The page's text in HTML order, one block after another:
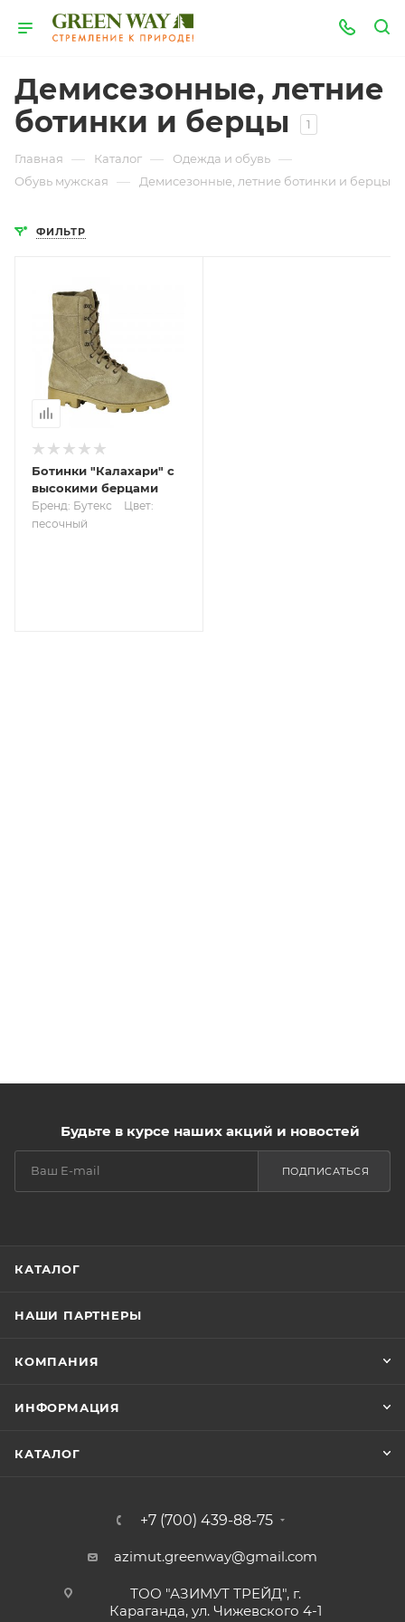
Демисезонные, летние
ботинки и берцы
1
Главная — Каталог — Одежда и обувь —
Обувь мужская — Демисезонные, летние ботинки и берцы
ФИЛЬТР
Ботинки "Калахари" с
высокими берцами
Бренд: Бутекс
Цвет:
песочный
Будьте в курсе наших акций и новостей
ПОДПИСАТЬСЯ
КАТАЛОГ
НАШИ ПАРТНЕРЫ
КОМПАНИЯ
ИНФОРМАЦИЯ
КАТАЛОГ
+7 (700) 439-88-75
azimut.greenway@gmail.com
ТОО "АЗИМУТ ТРЕЙД", г.
Караганда, ул. Чижевского 4-1